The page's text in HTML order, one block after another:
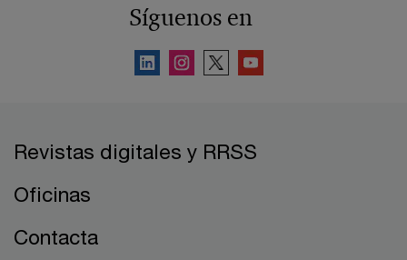
Síguenos en
Revistas digitales y RRSS
Oficinas
Contacta